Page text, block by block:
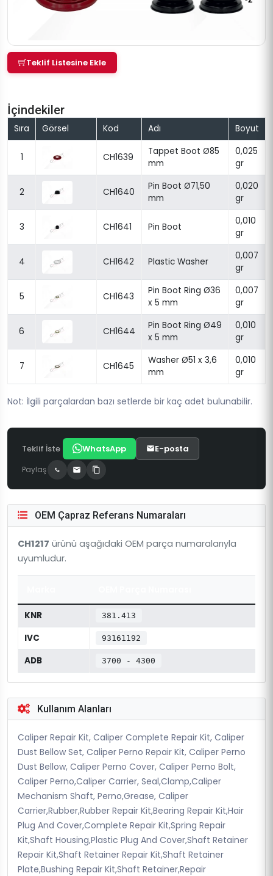
Teklif Listesine Ekle
İçindekiler
Sıra Görsel Kod Adı Boyut
1 CH1639
Tappet Boot Ø85
mm
0,025
gr
2 CH1640
Pin Boot Ø71,50
mm
0,020
gr
3 CH1641 Pin Boot
0,010
gr
4 CH1642 Plastic Washer
0,007
gr
5 CH1643
Pin Boot Ring Ø36
x 5 mm
0,007
gr
6 CH1644
Pin Boot Ring Ø49
x 5 mm
0,010
gr
7 CH1645
Washer Ø51 x 3,6
mm
0,010
gr
Not: İlgili parçalardan bazı setlerde bir kaç adet bulunabilir.
Teklif İste WhatsApp E-posta
Paylaş
OEM Çapraz Referans Numaraları
CH1217 ürünü aşağıdaki OEM parça numaralarıyla
uyumludur.
KNR 381.413
IVC 93161192
ADB 3700 - 4300
Kullanım Alanları
Caliper Repair Kit, Caliper Complete Repair Kit, Caliper
Dust Bellow Set, Caliper Perno Repair Kit, Caliper Perno
Dust Bellow, Caliper Perno Cover, Caliper Perno Bolt,
Caliper Perno,Caliper Carrier, Seal,Clamp,Caliper
Mechanism Shaft, Perno,Grease, Caliper
Carrier,Rubber,Rubber Repair Kit,Bearing Repair Kit,Hair
Plug And Cover,Complete Repair Kit,Spring Repair
Kit,Shaft Housing,Plastic Plug And Cover,Shaft Retainer
Repair Kit,Shaft Retainer Repair Kit,Shaft Retainer
Plate,Bushing Repair Kit,Shaft Retainer,Repair